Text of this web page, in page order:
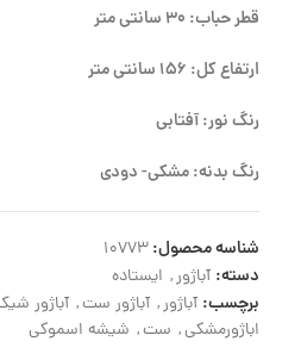
قطر حباب: 30 سانتی متر
ارتفاع کل: 156 سانتی متر
رنگ نور: آفتابی
رنگ بدنه: مشکی- دودی
شناسه محصول:10773
دسته: آباژور, ایستاده
برچسب: آباژور, آباژور ست, آباژور
اباژورمشکی, ست, شیشه اسموکی